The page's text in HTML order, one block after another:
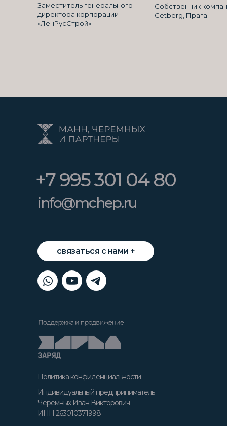
Cобственник
Getberg, Прага
Заместитель генерального
директора корпорации
«ЛенРусСтрой»
связаться с нами +
info@mchep.ru
+7 995 301 04 80
Индивидуальный предприниматель
Черемных Иван Викторович
ИНН 263010371998
Политика конфиденциальности